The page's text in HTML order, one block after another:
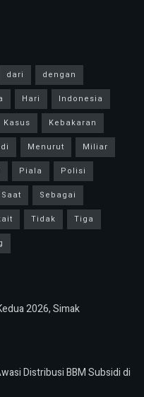
dari
dengan
Hari
Indonesia
Kasus
Kebakaran
Menurut
Miliar
Piala
Polisi
Saat
Sebagai
Tidak
Tiga
2026, Simak
Distribusi BBM Subsidi di